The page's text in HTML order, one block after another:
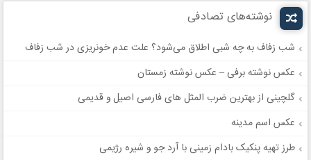
نوشته‌های تصادفی
شب زفاف به چه شبی اطلاق می‌شود؟ علت عدم خونریزی در شب زفاف
عکس نوشته برفی – عکس نوشته زمستان
گلچینی از بهترین ضرب المثل های فارسی اصیل و قدیمی
عکس اسم مدینه
طرز تهیه پنکیک بادام زمینی با آرد جو و شیره رژیمی